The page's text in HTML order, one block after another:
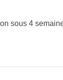
sous 4